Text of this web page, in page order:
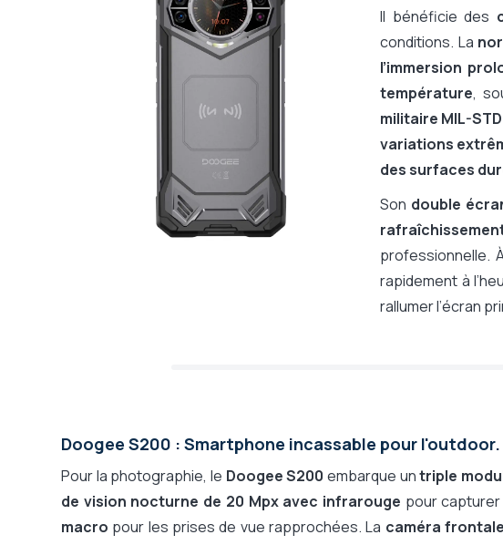
Oui
Oui
Non
Oui
SMS,
Large
6.72"
Résolution de l'écran
Oui
5G
Oui
Non
En option
Poids
368 g
Dimensions
179,5 x
Garantie constructeur
2 ans
Il bénéficie des
conditions. La
l’immersion
température,
militaire MIL-
variations
des surfaces
Son double
professionnelle.
rapidement à
rallumer l’écran
Doogee S200 : Smartphone incassable pour l'outdoor.
Pour la photographie, le Doogee S200embarque untriple
de vision nocturne de 20 Mpx avec infrarouge pour
macro pour les prises de vue rapprochées. La caméra